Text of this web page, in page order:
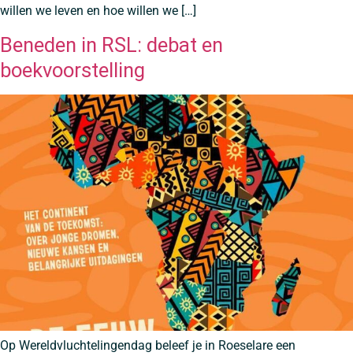
willen we leven en hoe willen we […]
Beneden in RSL: debat en
boekvoorstelling
Op Wereldvluchtelingendag beleef je in Roeselare een